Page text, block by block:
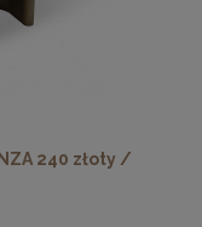
240 złoty /